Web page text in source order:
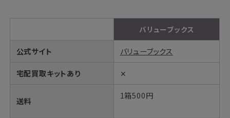
バリューブックス
公式サイト バリューブックス
宅配買取キットあり ✕
送料
1箱500円